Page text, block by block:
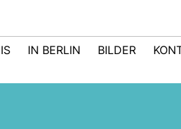
IN BERLIN BILDER